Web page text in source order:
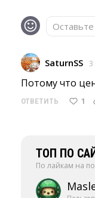
SaturnSS 3
Потому что
ОТВЕТИТЬ 1
ТОП ПО
По лайкам на